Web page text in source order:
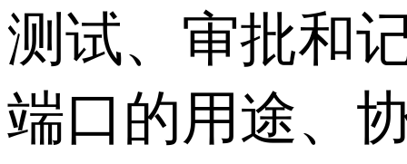
测试、审批和
端口的用途、